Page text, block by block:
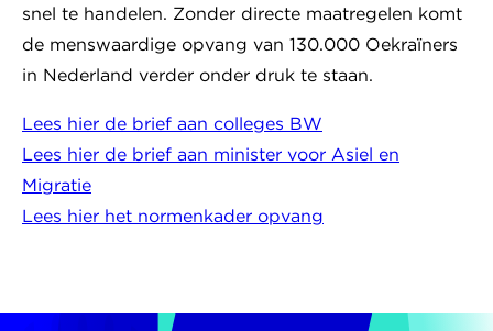
snel te handelen. Zonder directe maatregelen komt
de menswaardige opvang van 130.000 Oekraïners
in Nederland verder onder druk te staan.
Lees hier de brief aan colleges BW
Lees hier de brief aan minister voor Asiel en
Migratie
Lees hier het normenkader opvang